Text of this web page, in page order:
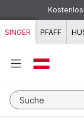
SINGER PFAFF
Suche